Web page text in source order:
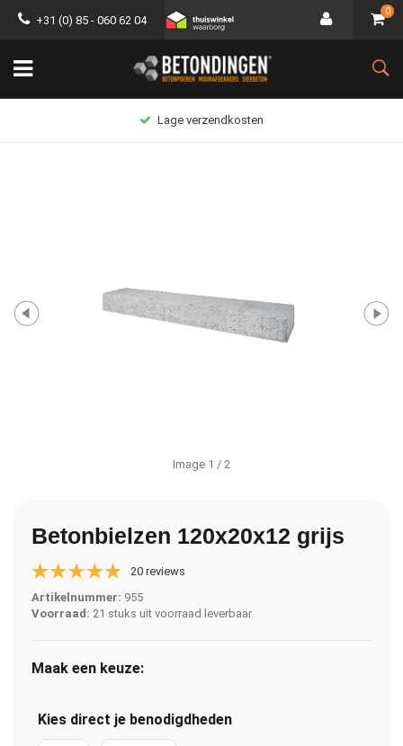
+31 (0) 85 - 060 62 04
0
Lage verzendkosten
Image 1 / 2
Betonbielzen 120x20x12 grijs
20 reviews
Artikelnummer: 955
Voorraad: 21 stuks uit voorraad leverbaar
Maak een keuze:
Kies direct je benodigdheden